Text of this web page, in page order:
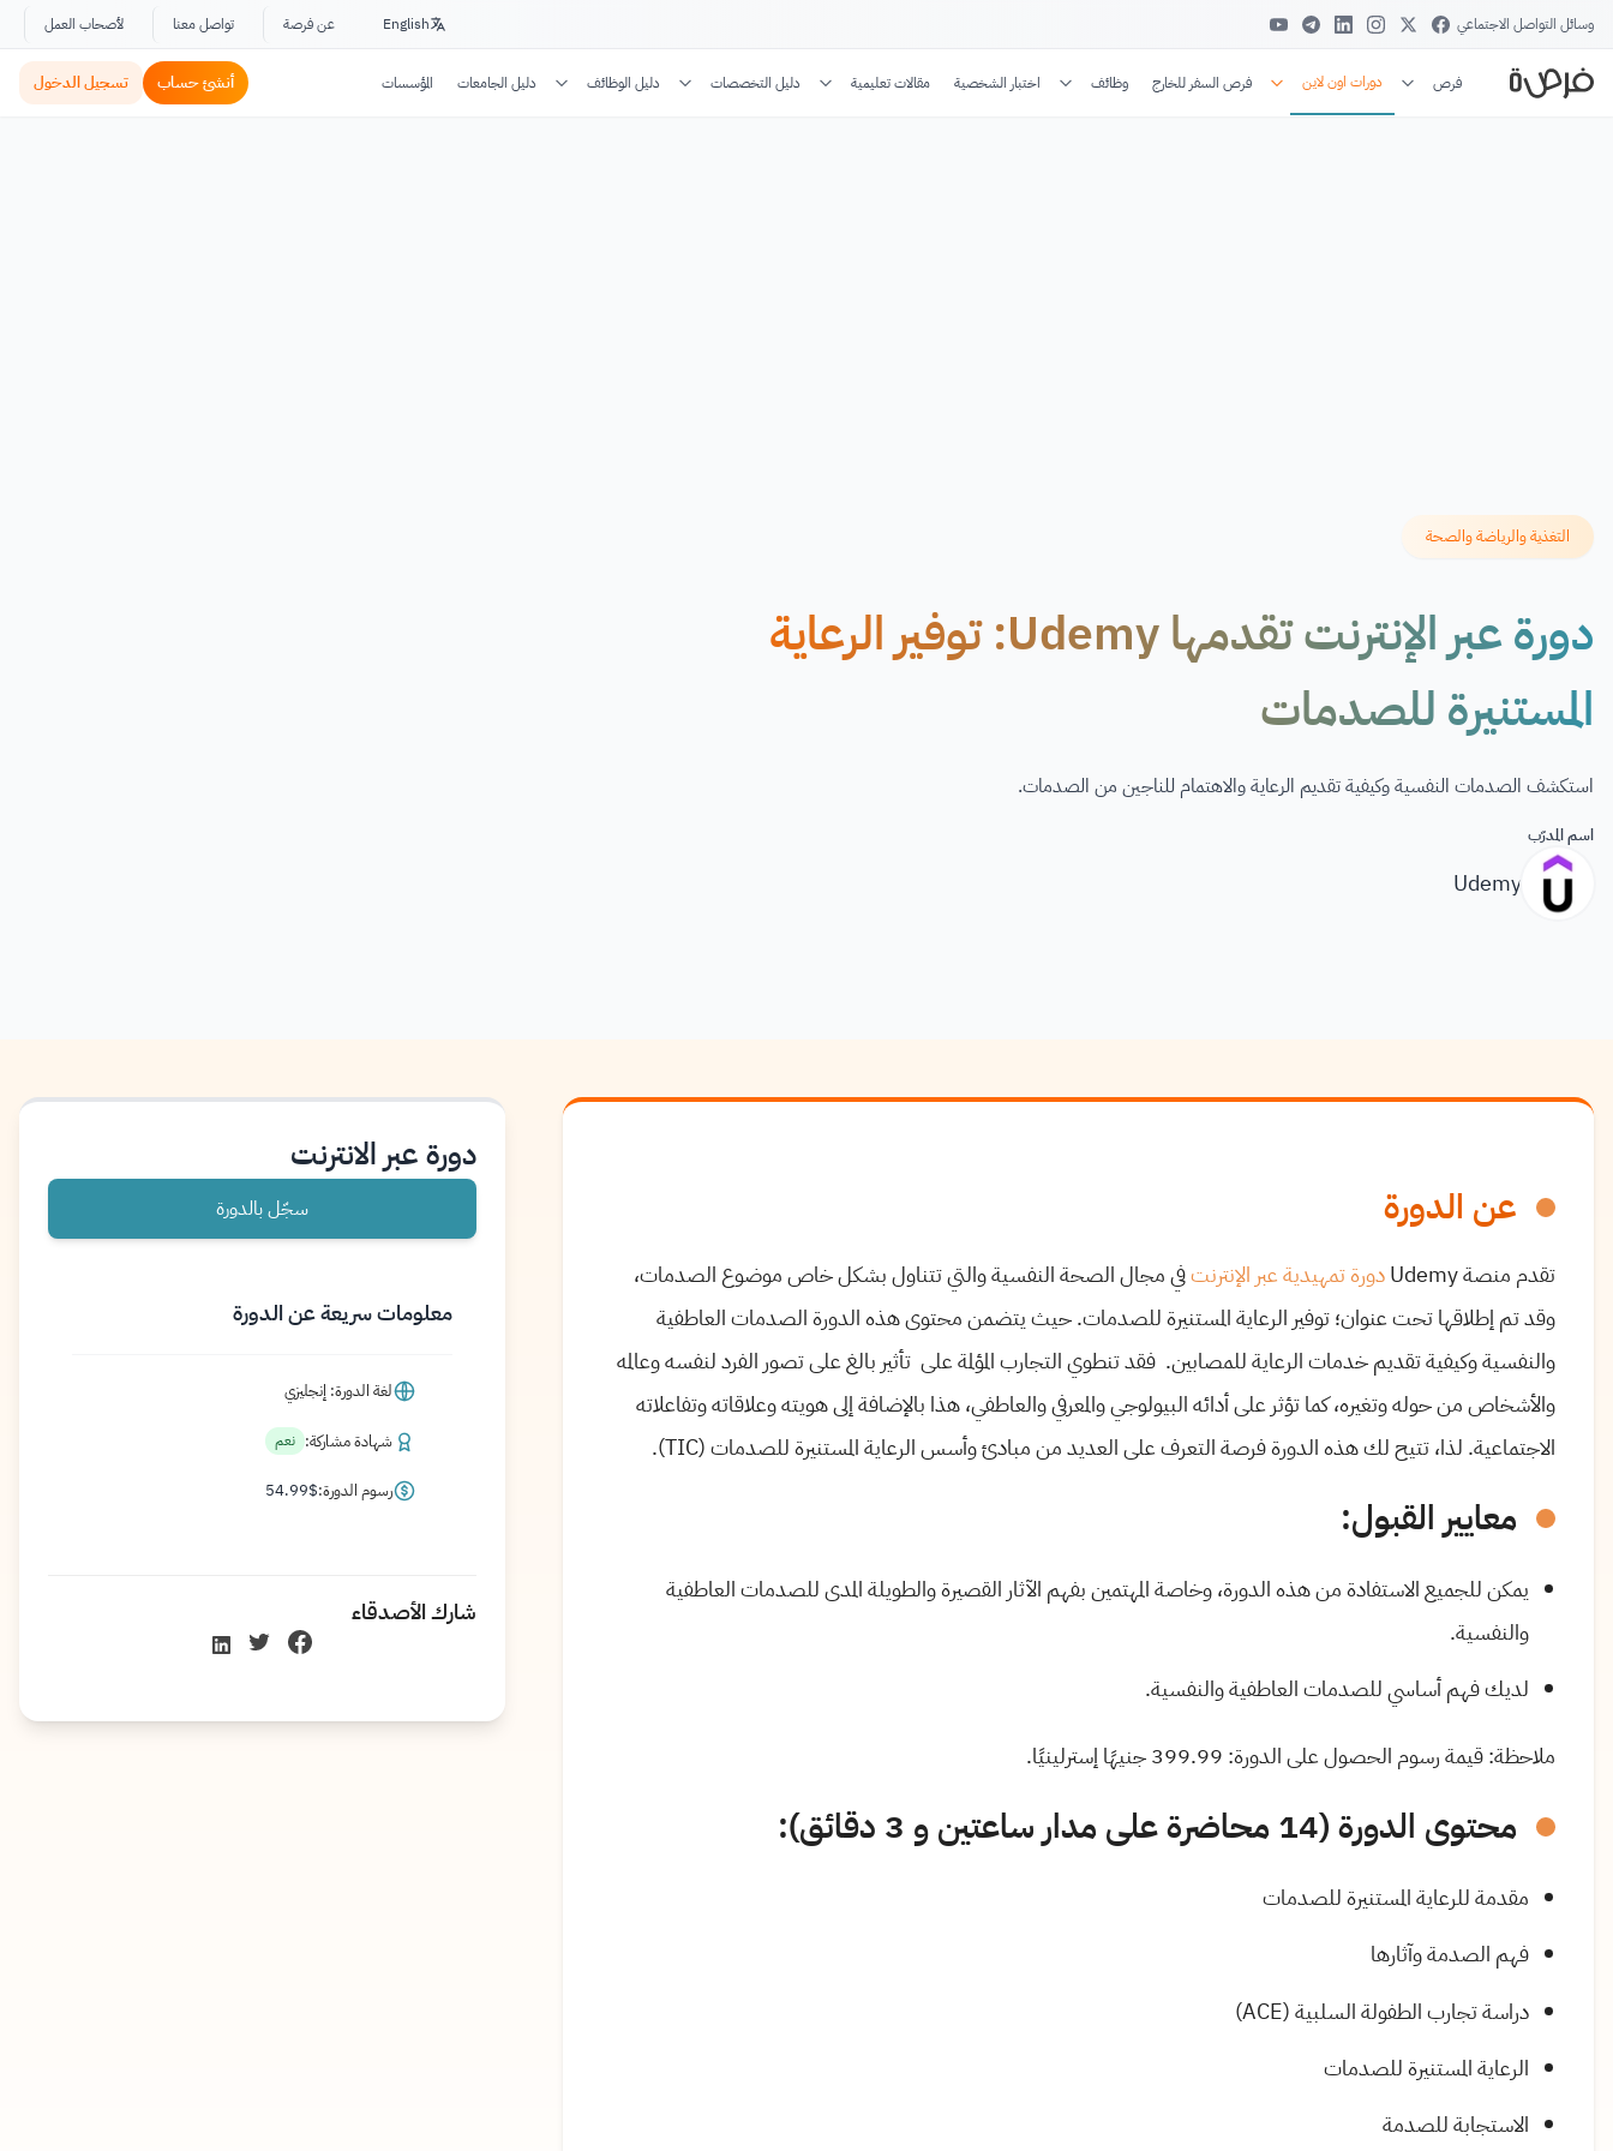
وسائل التواصل الاجتماعي English عن فرصة تواصل معنا لأصحاب العمل
فرص دورات اون لاين فرص السفر للخارج وظائف اختبار الشخصية مقالات تعليمية دليل التخصصات دليل الوظائف دليل الجامعات المؤسسات أنشئ حساب تسجيل الدخول
التغذية والرياضة والصحة
دورة عبر الإنترنت تقدمها Udemy: توفير الرعاية
المستنيرة للصدمات
استكشف الصدمات النفسية وكيفية تقديم الرعاية والاهتمام للناجين من الصدمات.
اسم المدرّب
Udemy
عن الدورة
تقدم منصة Udemy دورة تمهيدية عبر الإنترنتفي مجال الصحة النفسية والتي تتناول بشكل خاص موضوع الصدمات،
وقد تم إطلاقها تحت عنوان؛ توفير الرعاية المستنيرة للصدمات. حيث يتضمن محتوى هذه الدورة الصدمات العاطفية
والنفسية وكيفية تقديم خدمات الرعاية للمصابين. فقد تنطوي التجارب المؤلمة على تأثير بالغ على تصور الفرد لنفسه وعالمه
والأشخاص من حوله وتغيره، كما تؤثر على أدائه البيولوجي والمعرفي والعاطفي، هذا بالإضافة إلى هويته وعلاقاته وتفاعلاته
الاجتماعية. لذا، تتيح لك هذه الدورة فرصة التعرف على العديد من مبادئ وأسس الرعاية المستنيرة للصدمات (TIC).
معايير القبول:
يمكن للجميع الاستفادة من هذه الدورة، وخاصة المهتمين بفهم الآثار القصيرة والطويلة المدى للصدمات العاطفية
والنفسية.
لديك فهم أساسي للصدمات العاطفية والنفسية.
ملاحظة: قيمة رسوم الحصول على الدورة: 399.99 جنيهًا إسترلينيًا.
محتوى الدورة (14 محاضرة على مدار ساعتين و 3 دقائق):
مقدمة للرعاية المستنيرة للصدمات
فهم الصدمة وآثارها
دراسة تجارب الطفولة السلبية (ACE)
الرعاية المستنيرة للصدمات
الاستجابة للصدمة
دورة عبر الانترنت
سجّل بالدورة
معلومات سريعة عن الدورة
لغة الدورة: إنجليزي
شهادة مشاركة: نعم
رسوم الدورة: 54.99$
شارك الأصدقاء